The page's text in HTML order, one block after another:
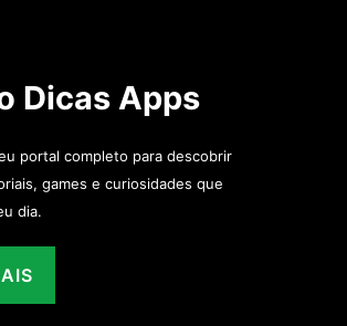
Dicas Apps
portal completo para descobrir
games e curiosidades que
dia.